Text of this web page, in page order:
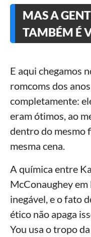
MAS A
TAMBÉM É
E aqui chegamos
romcoms dos
completamente:
eram ótimos, ao
dentro do mesmo
mesma cena.
A química entre
McConaughey
inegável, e o fato
ético não apaga
You usa o tropo